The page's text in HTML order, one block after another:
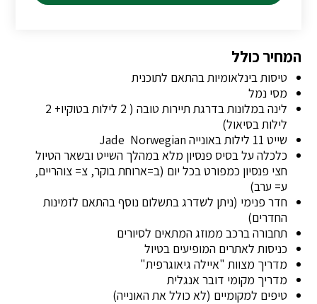
המחיר כולל
טיסות בינלאומיות בהתאם לתוכנית
מסי נמל
לינה במלונות בדרגת תיירות טובה ( 2 לילות בטוקיו+ 2
לילות בסיאול)
שייט 11 לילות באונייה Jade Norwegian
כלכלה על בסיס פנסיון מלא במהלך השייט ובשאר הטיול
חצי פנסיון כמפורט בכל יום (ב=ארוחת בוקר, צ= צוהריים,
ע= ערב)
חדר פנימי (ניתן לשדרג בתשלום נוסף בהתאם לזמינות
החדרים)
תחבורה ברכב ממוזג המתאים לסיורים
כניסות לאתרים המופיעים בטיול
מדריך מצוות "איילה גיאוגרפית"
מדריך מקומי דובר אנגלית
טיפים למקומיים (לא כולל את האונייה)